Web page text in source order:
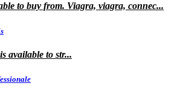
to buy from. Viagra, viagra, connec...
available to str...